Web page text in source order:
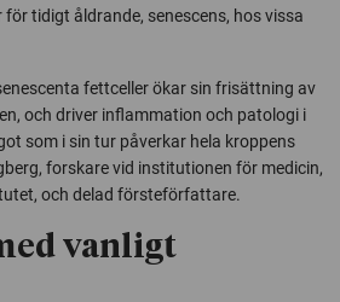
tidigt åldrande, senescens, hos vissa
fettceller ökar sin frisättning av
och driver inflammation och patologi i
som i sin tur påverkar hela kroppens
forskare vid institutionen för medicin,
och delad försteförfattare.
vanligt